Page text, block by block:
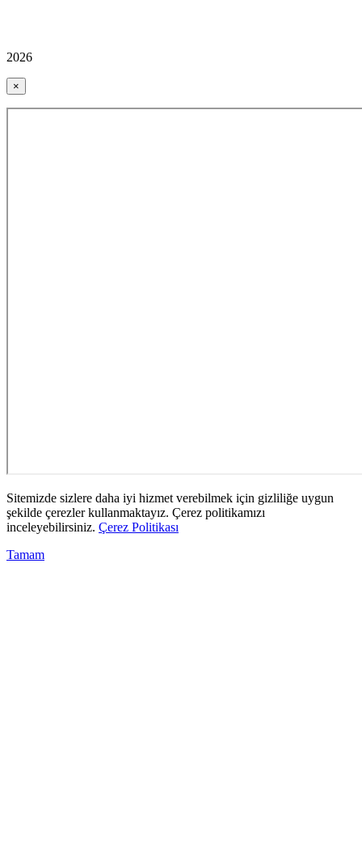
2026
×
Sitemizde sizlere daha iyi hizmet verebilmek için gizliliğe uygun
şekilde çerezler kullanmaktayız. Çerez politikamızı
inceleyebilirsiniz. Çerez Politikası
Tamam